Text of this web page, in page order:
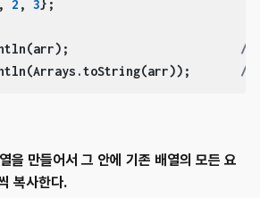
, 2 , 3};
//
//
을 만들어서 그 안에 기존 배열의 모든 요
복사한다.